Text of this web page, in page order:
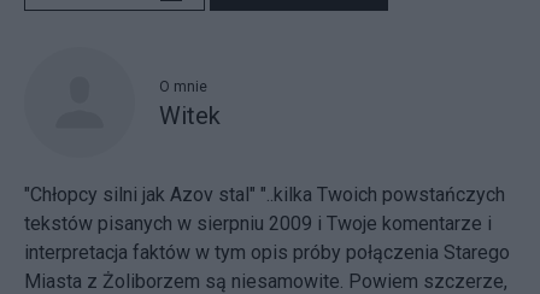
O mnie
Witek
"Chłopcy silni jak Azov stal" "..kilka Twoich powstańczych
tekstów pisanych w sierpniu 2009 i Twoje komentarze i
interpretacja faktów w tym opis próby połączenia Starego
Miasta z Żoliborzem są niesamowite. Powiem szczerze,